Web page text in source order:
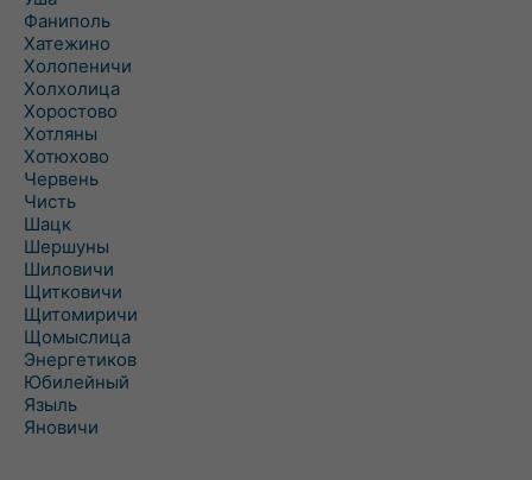
Фаниполь
Хатежино
Холопеничи
Холхолица
Хоростово
Хотляны
Хотюхово
Червень
Чисть
Шацк
Шершуны
Шиловичи
Щитковичи
Щитомиричи
Щомыслица
Энергетиков
Юбилейный
Языль
Яновичи